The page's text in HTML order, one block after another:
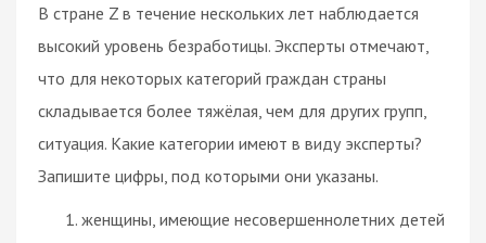
В стране Z в течение нескольких лет наблюдается
высокий уровень безработицы. Эксперты отмечают,
что для некоторых категорий граждан страны
складывается более тяжёлая, чем для других групп,
ситуация. Какие категории имеют в виду эксперты?
Запишите цифры, под которыми они указаны.
женщины, имеющие несовершеннолетних детей